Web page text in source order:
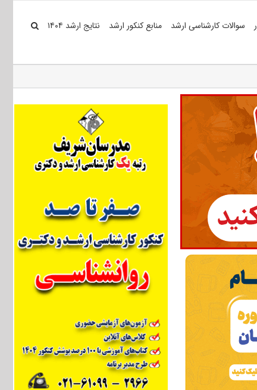
سوالات کارشناسی ارشد منابع کنکور ارشد نتایج ارشد ۱۴۰۴